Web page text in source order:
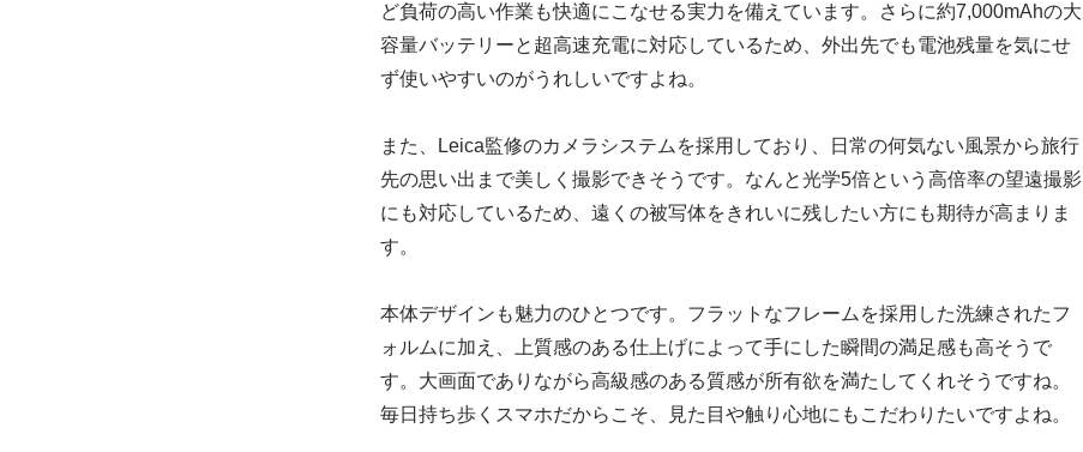
ど負荷の高い作業も快適にこなせる実力を備えています。さらに約7,000mAhの大
容量バッテリーと超高速充電に対応しているため、外出先でも電池残量を気にせ
ず使いやすいのがうれしいですよね。
また、Leica監修のカメラシステムを採用しており、日常の何気ない風景から旅行
先の思い出まで美しく撮影できそうです。なんと光学5倍という高倍率の望遠撮影
にも対応しているため、遠くの被写体をきれいに残したい方にも期待が高まりま
す。
本体デザインも魅力のひとつです。フラットなフレームを採用した洗練されたフ
ォルムに加え、上質感のある仕上げによって手にした瞬間の満足感も高そうで
す。大画面でありながら高級感のある質感が所有欲を満たしてくれそうですね。
毎日持ち歩くスマホだからこそ、見た目や触り心地にもこだわりたいですよね。